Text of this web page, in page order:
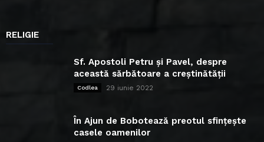
RELIGIE
Sf. Apostoli Petru și Pavel, despre
această sărbătoare a creștinătății
Codlea 29 iunie 2022
În Ajun de Bobotează preotul sfințește
casele oamenilor